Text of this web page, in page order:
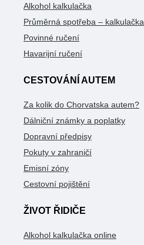
Alkohol kalkulačka
Průměrná spotřeba – kalkulačka
Povinné ručení
Havarijní ručení
CESTOVÁNÍ AUTEM
Za kolik do Chorvatska autem?
Dálniční známky a poplatky
Dopravní předpisy
Pokuty v zahraničí
Emisní zóny
Cestovní pojištění
ŽIVOT ŘIDIČE
Alkohol kalkulačka online